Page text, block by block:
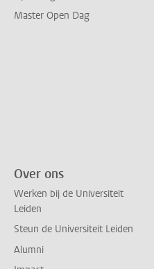
Master Open Dag
Over ons
Werken bij de Universiteit
Leiden
Steun de Universiteit Leiden
Alumni